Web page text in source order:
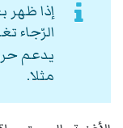
إذا
الرّجاء
يدعم
مثلا.